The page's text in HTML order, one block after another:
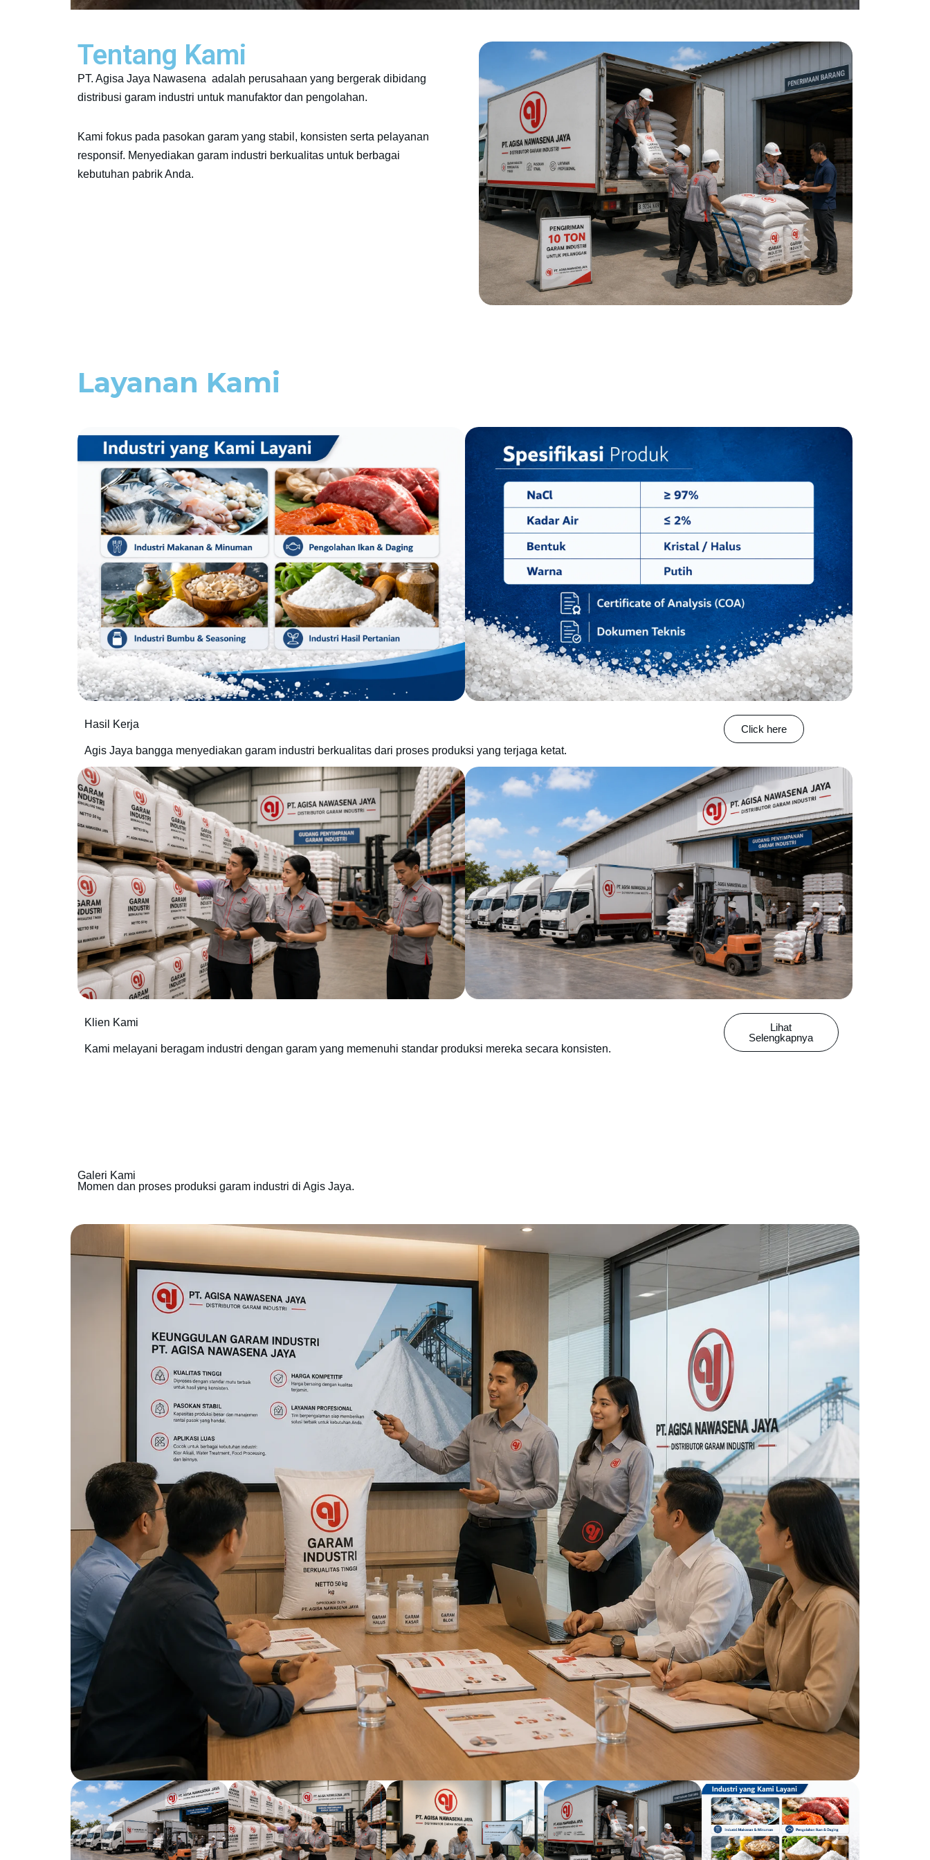
Tentang Kami
PT. Agisa Jaya Nawasena adalah perusahaan yang bergerak dibidang
distribusi garam industri untuk manufaktor dan pengolahan.
Kami fokus pada pasokan garam yang stabil, konsisten serta pelayanan
responsif. Menyediakan garam industri berkualitas untuk berbagai
kebutuhan pabrik Anda.
Layanan Kami
Hasil Kerja
Agis Jaya bangga menyediakan garam industri berkualitas dari proses produksi yang terjaga ketat.
Click here
Klien Kami
Kami melayani beragam industri dengan garam yang memenuhi standar produksi mereka secara konsisten.
Lihat
Selengkapnya
Galeri Kami
Momen dan proses produksi garam industri di Agis Jaya.